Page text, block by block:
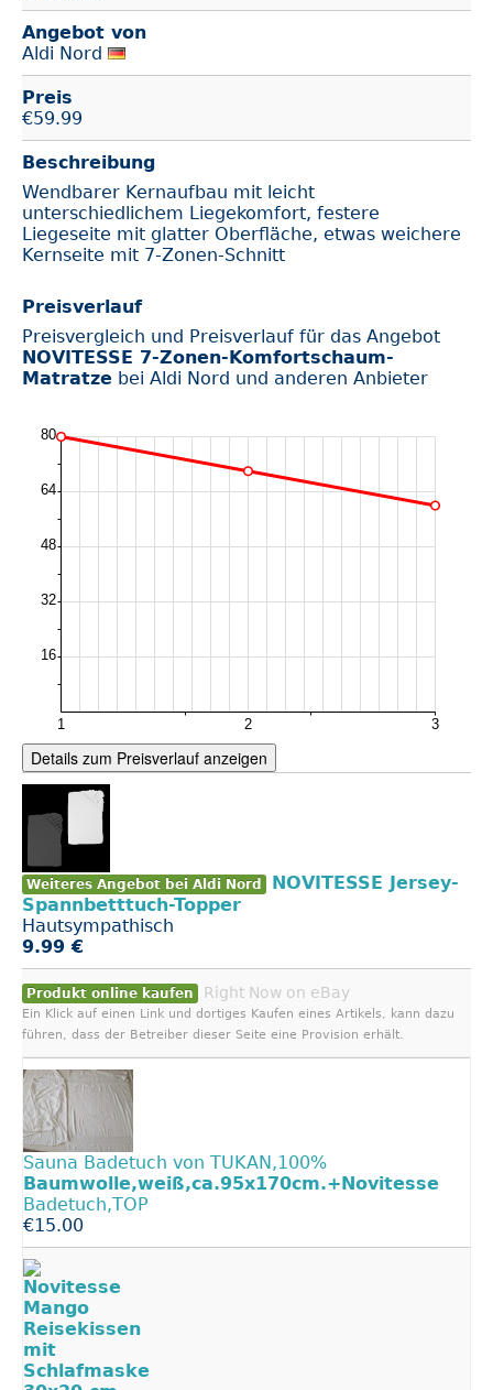
Angebot von
Aldi Nord
Preis
€59.99
Beschreibung
Wendbarer Kernaufbau mit leicht
unterschiedlichem Liegekomfort, festere
Liegeseite mit glatter Oberfläche, etwas weichere
Kernseite mit 7-Zonen-Schnitt
Preisverlauf
Preisvergleich und Preisverlauf für das Angebot
NOVITESSE 7-Zonen-Komfortschaum-
Matratze bei Aldi Nord und anderen Anbieter
Details zum Preisverlauf anzeigen
Weiteres Angebot bei Aldi Nord
NOVITESSE Jersey-
Spannbetttuch-Topper
Hautsympathisch
9.99 €
Produkt online kaufen Right Now on eBay
Ein Klick auf einen Link und dortiges Kaufen eines Artikels, kann dazu
führen, dass der Betreiber dieser Seite eine Provision erhält.
Sauna Badetuch von TUKAN,100%
Baumwolle,weiß,ca.95x170cm.+Novitesse
Badetuch,TOP
€15.00